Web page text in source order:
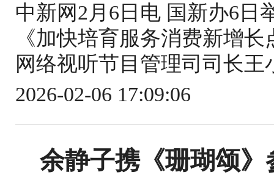
中新网2月6日电 国新办6日
《加快培育服务消费新增
网络视听节目管理司司长
2026-02-06 17:09:06
余静子携《珊瑚颂